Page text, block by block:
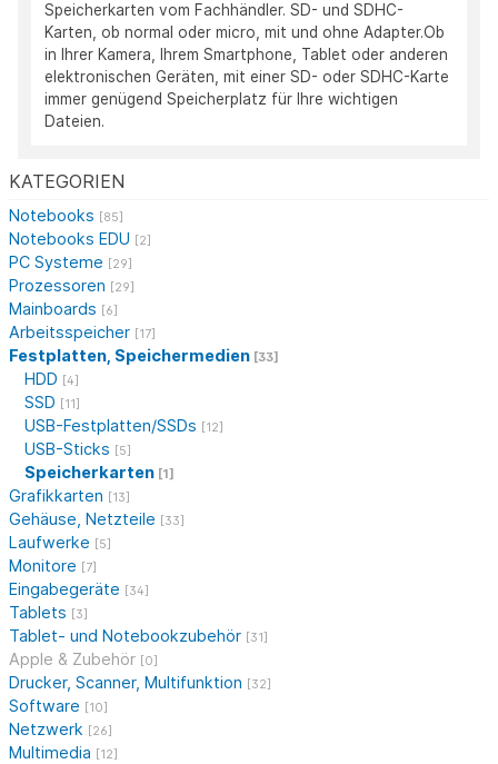
KATEGORIEN
Notebooks [85]
Notebooks EDU [2]
PC Systeme [29]
Prozessoren [29]
Mainboards [6]
Arbeitsspeicher [17]
Festplatten, Speichermedien [33]
HDD [4]
SSD [11]
USB-Festplatten/SSDs [12]
USB-Sticks [5]
Speicherkarten [1]
Grafikkarten [13]
Gehäuse, Netzteile [33]
Laufwerke [5]
Monitore [7]
Eingabegeräte [34]
Tablets [3]
Tablet- und Notebookzubehör [31]
Apple & Zubehör [0]
Drucker, Scanner, Multifunktion [32]
Software [10]
Netzwerk [26]
Multimedia [12]
Speicherkarten vom Fachhändler. SD- und SDHC-
Karten, ob normal oder micro, mit und ohne Adapter.Ob
in Ihrer Kamera, Ihrem Smartphone, Tablet oder anderen
elektronischen Geräten, mit einer SD- oder SDHC-Karte
immer genügend Speicherplatz für Ihre wichtigen
Dateien.